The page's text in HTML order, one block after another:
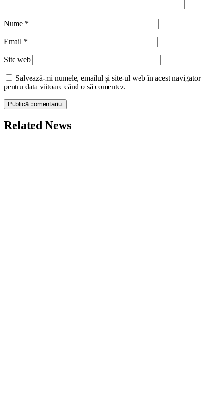
Nume *
Email *
Site web
Salvează-mi numele, emailul și site-ul web în acest navigator
pentru data viitoare când o să comentez.
Related News